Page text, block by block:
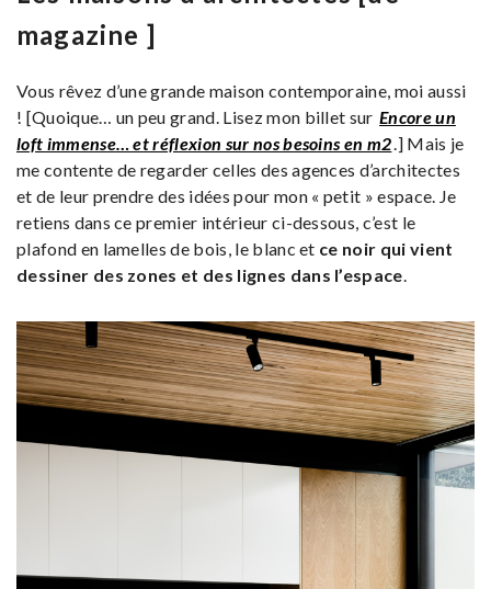
magazine ]
Vous rêvez d’une grande maison contemporaine, moi aussi
! [Quoique… un peu grand. Lisez mon billet sur Encore un
loft immense… et réflexion sur nos besoins en m2 .] Mais je
me contente de regarder celles des agences d’architectes
et de leur prendre des idées pour mon « petit » espace. Je
retiens dans ce premier intérieur ci-dessous, c’est le
plafond en lamelles de bois, le blanc et ce noir qui vient
dessiner des zones et des lignes dans l’espace